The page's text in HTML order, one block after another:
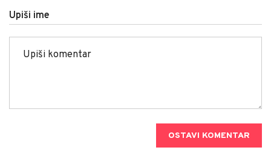
Upiši ime
OSTAVI KOMENTAR